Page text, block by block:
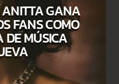
ANITTA GANA
FANS COMO
DE MÚSICA